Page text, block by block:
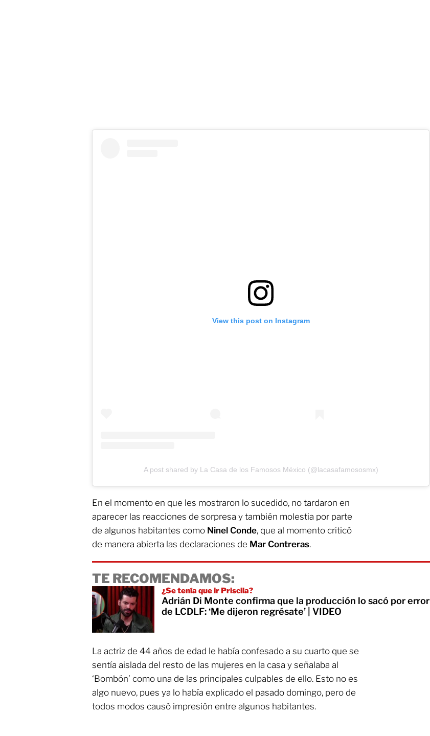
View this post on Instagram
A post shared by La Casa de los Famosos México (@lacasafamososmx)
En el momento en que les mostraron lo sucedido, no tardaron en
aparecer las reacciones de sorpresa y también molestia por parte
de algunos habitantes como Ninel Conde, que al momento criticó
de manera abierta las declaraciones de Mar Contreras.
TE RECOMENDAMOS:
¿Se tenía que ir Priscila?
Adrián Di Monte confirma que la producción lo sacó por error
de LCDLF: ‘Me dijeron regrésate’ | VIDEO
La actriz de 44 años de edad le había confesado a su cuarto que se
sentía aislada del resto de las mujeres en la casa y señalaba al
‘Bombón’ como una de las principales culpables de ello. Esto no es
algo nuevo, pues ya lo había explicado el pasado domingo, pero de
todos modos causó impresión entre algunos habitantes.